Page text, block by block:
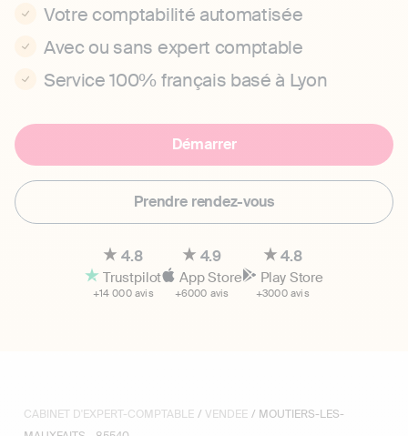
Votre comptabilité automatisée
Avec ou sans expert comptable
Service 100% français basé à Lyon
Démarrer
Prendre rendez-vous
4.8
Trustpilot
+14 000 avis
4.9
App Store
+6000 avis
4.8
Play Store
+3000 avis
CABINET D'EXPERT-COMPTABLE / VENDEE / MOUTIERS-LES-